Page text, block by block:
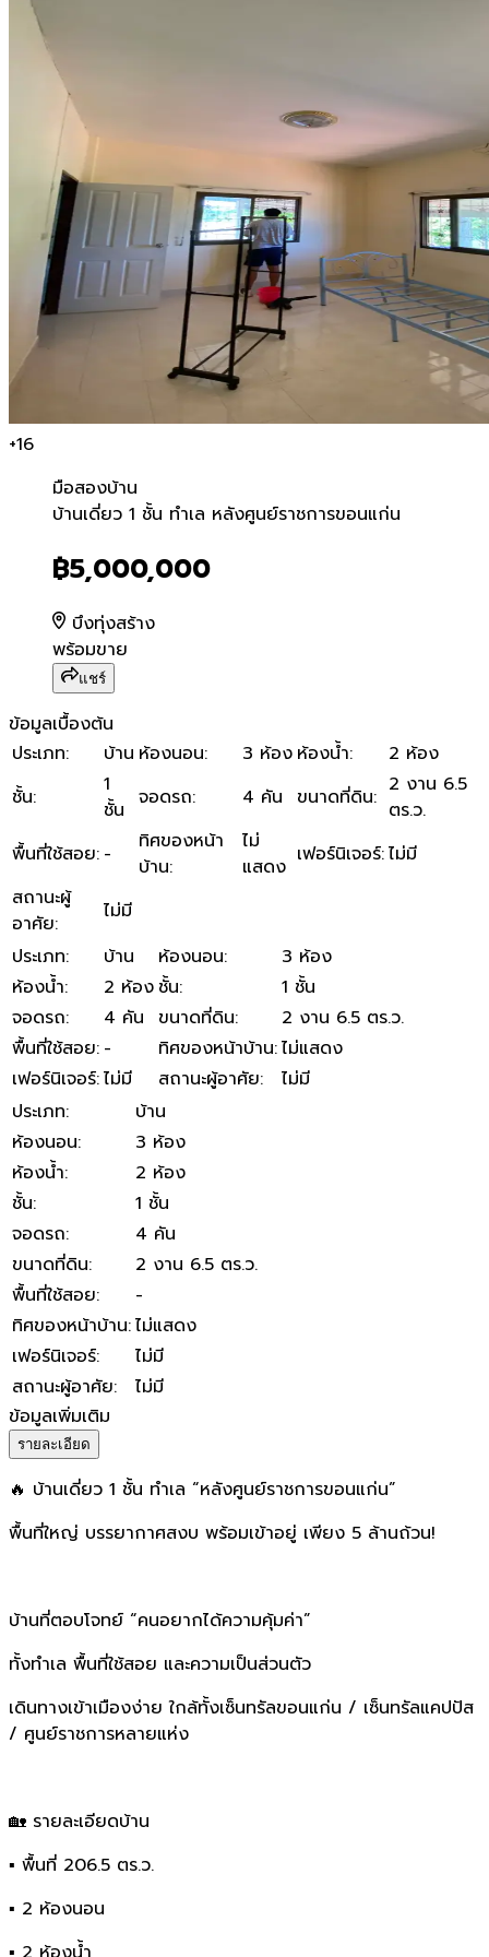
+16
มือสองบ้าน
บ้านเดี่ยว 1 ชั้น ทำเล หลังศู
บ้านเดี่ยว 1 ชั้น ทำเล หลังศูนย์ราชการขอนแก่น
฿5,000,000
บึงทุ่งสร้าง
พร้อมขาย
แชร์
ข้อมูลเบื้องต้น
ประเภท: บ้าน ห้องนอน: 3 ห้อง ห้องน้ำ:
2 ห้อง
ชั้น:
1
ชั้น จอดรถ: 4 คัน ขนาดที่ดิน: 2 งาน 6.5
ตร.ว.
พื้นที่ใช้สอย: -
ทิศของหน้า
บ้าน:
ไม่
แสดง เฟอร์นิเจอร์:ไม่มี
สถานะผู้
อาศัย:
ไม่มี
ประเภท: บ้าน ห้องนอน:
3 ห้อง
ห้องน้ำ: 2 ห้อง ชั้น:
1 ชั้น
จอดรถ: 4 คัน ขนาดที่ดิน:
2 งาน 6.5 ตร.ว.
พื้นที่ใช้สอย: - ทิศของหน้าบ้าน:ไม่แสดง
เฟอร์นิเจอร์:ไม่มี สถานะผู้อาศัย:
ไม่มี
ประเภท:
บ้าน
ห้องนอน:
3 ห้อง
ห้องน้ำ:
2 ห้อง
ชั้น:
1 ชั้น
จอดรถ:
4 คัน
ขนาดที่ดิน:
2 งาน 6.5 ตร.ว.
พื้นที่ใช้สอย:
-
ทิศของหน้าบ้าน:ไม่แสดง
เฟอร์นิเจอร์:
ไม่มี
สถานะผู้อาศัย:
ไม่มี
ข้อมูลเพิ่มเติม
รายละเอียด
🔥 บ้านเดี่ยว 1 ชั้น ทำเล “หลังศูนย์ราชการขอนแก่น”
พื้นที่ใหญ่ บรรยากาศสงบ พร้อมเข้าอยู่ เพียง 5 ล้านถ้วน!
บ้านที่ตอบโจทย์ “คนอยากได้ความคุ้มค่า”
ทั้งทำเล พื้นที่ใช้สอย และความเป็นส่วนตัว
เดินทางเข้าเมืองง่าย ใกล้ทั้งเซ็นทรัลขอนแก่น / เซ็นทรัลแคปปัส
/ ศูนย์ราชการหลายแห่ง
🏡 รายละเอียดบ้าน
▪️ พื้นที่ 206.5 ตร.ว.
▪️ 2 ห้องนอน